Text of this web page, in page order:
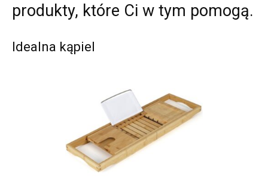
produkty, które Ci w tym pomogą.
Idealna kąpiel